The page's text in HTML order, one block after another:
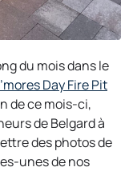
du mois dans le
Day Fire Pito
n
de ce mois-ci,
de Belgard à
des photos de
unes de nos